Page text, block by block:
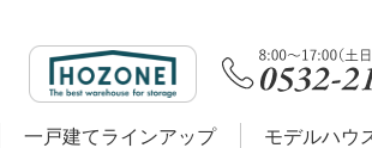
一戸建てラインアップ モデルハウ